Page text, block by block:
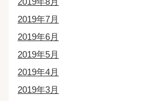
2019年7月
2019年6月
2019年5月
2019年4月
2019年3月